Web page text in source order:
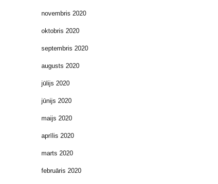
novembris 2020
oktobris 2020
septembris 2020
augusts 2020
jūlijs 2020
jūnijs 2020
maijs 2020
aprīlis 2020
marts 2020
februāris 2020